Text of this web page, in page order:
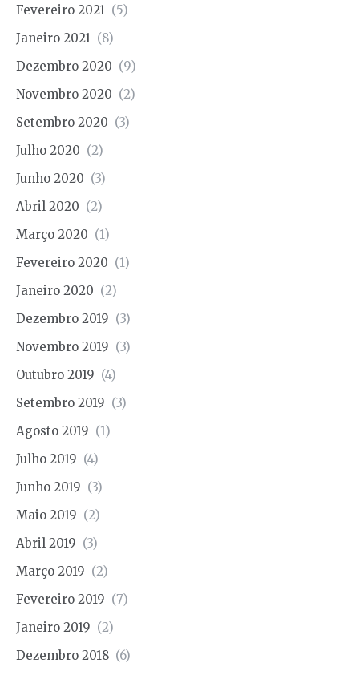
Fevereiro 2021 (5)
Janeiro 2021 (8)
Dezembro 2020 (9)
Novembro 2020 (2)
Setembro 2020 (3)
Julho 2020 (2)
Junho 2020 (3)
Abril 2020 (2)
Março 2020 (1)
Fevereiro 2020 (1)
Janeiro 2020 (2)
Dezembro 2019 (3)
Novembro 2019 (3)
Outubro 2019 (4)
Setembro 2019 (3)
Agosto 2019 (1)
Julho 2019 (4)
Junho 2019 (3)
Maio 2019 (2)
Abril 2019 (3)
Março 2019 (2)
Fevereiro 2019 (7)
Janeiro 2019 (2)
Dezembro 2018 (6)